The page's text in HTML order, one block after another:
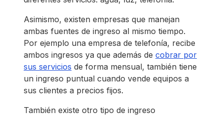
Asimismo, existen empresas que manejan
ambas fuentes de ingreso al mismo tiempo.
Por ejemplo una empresa de telefonía, recibe
ambos ingresos ya que además de cobrar por
sus servicios de forma mensual, también tiene
un ingreso puntual cuando vende equipos a
sus clientes a precios fijos.
También existe otro tipo de ingreso